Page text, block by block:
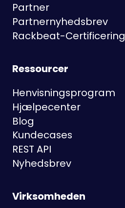
Partner
Partnernyhedsbrev
Rackbeat-Certificering
Ressourcer
Henvisningsprogram
Hjælpecenter
Blog
Kundecases
REST API
Nyhedsbrev
Virksomheden